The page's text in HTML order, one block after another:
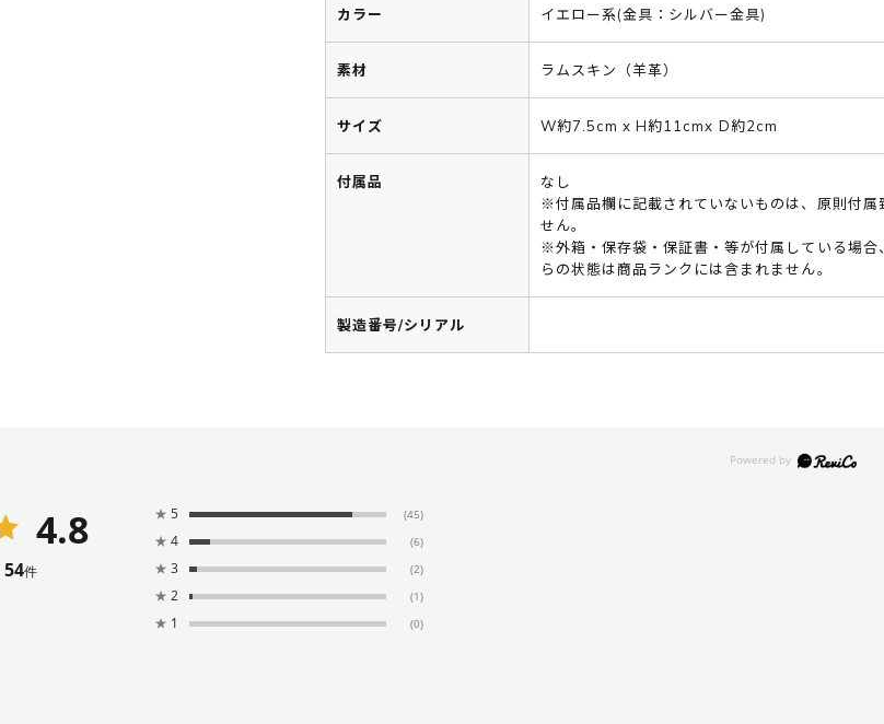
カラー イエロー系(金具：シルバー金具)
素材 ラムスキン（羊革）
サイズ W約7.5cm x H約11cmx D約2cm
付属品
なし
※付属品欄に記載されていないものは、原則付属
せん。
※外箱・保存袋・保証書・等が付属している場合
らの状態は商品ランクには含まれません。
製造番号/シリアル
4.8
54件
★ 5 (45)
★ 4 (6)
★ 3 (2)
★ 2 (1)
★ 1 (0)